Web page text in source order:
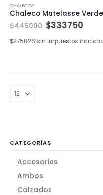
CHALECOS
Chaleco Matelasse Verde
$445000 $333750
$275826 sin impuestos
CATEGORÍAS
Accesorios
Ambos
Calzados